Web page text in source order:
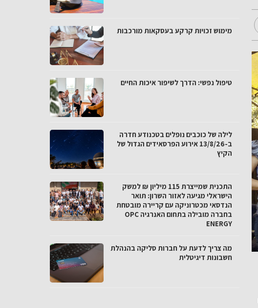
מימוש זכויות קרקע בעסקאות מורכבות
טיפול נפשי: הדרך לשיפור איכות החיים
לילה של כוכבים נופלים בטכנודע חדרה
ב-13/8/26 אירוע הפרסאידים הגדול של
הקיץ
התכנית שמייצרת 115 מיליון ₪ למשק
הישראלי מגיעה לאזור השרון: תואר
הנדסאי מכטרוניקה עם קריירה מובטחת
בחברה מובילה בתחום האנרגיה OPC
ENERGY
מה צריך לדעת על חברות סליקה בהנהלת
חשבונות דיגיטלית